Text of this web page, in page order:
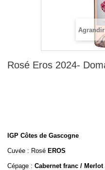
Rosé Eros 2024-
IGP Côtes de Gascogne
Cuvée : Rosé EROS
Cépage : Cabernet franc / Merlot